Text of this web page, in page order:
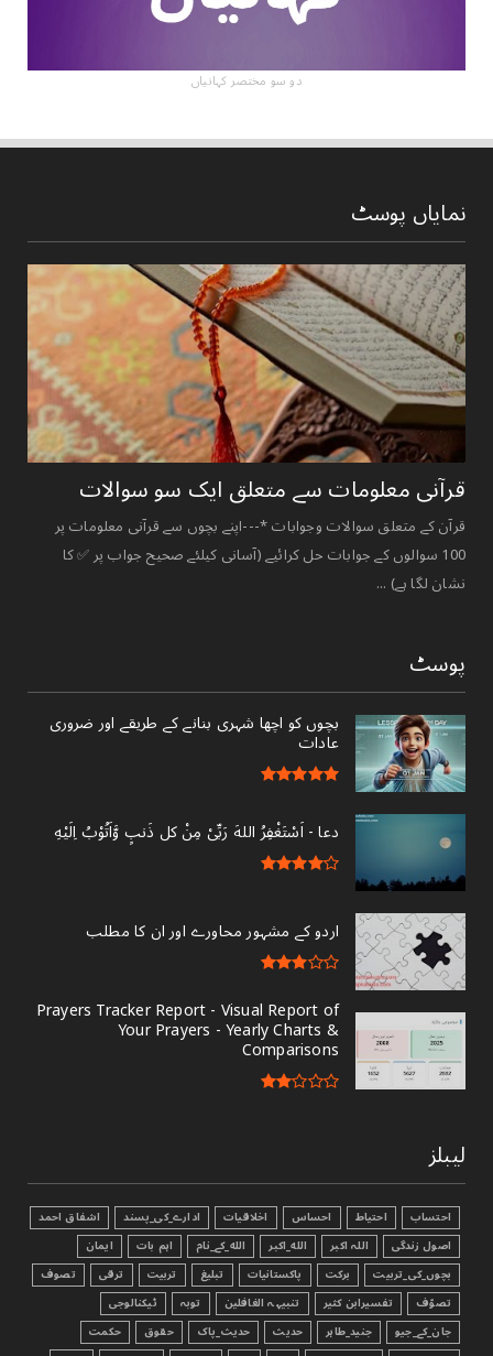
دو سو مختصر کہانیاں
نمایاں پوسٹ
قرآنی ‏معلومات ‏سے ‏متعلق ‏ایک ‏سو ‏سوالات ‏
قرآن کے متعلق سوالات وجوابات *---اپنے بچوں سے قرآنی معلومات پر
100 سوالوں کے جوابات حل کرائیے (آسانی کیلئے صحیح جواب پر ✅ کا
نشان لگا ہے) ...
پوسٹ
بچوں کو اچھا شہری بنانے کے طریقے اور ضروری
عادات
دعا - ‎اَسْتَغْفِرُ اللهَ رَبِّىْ مِنْ کل ذَنبٍ وَّاَتُوْبُ اِلَيْهِ
اردو کے مشہور محاورے اور ان کا مطلب
Prayers Tracker Report - Visual Report of
Your Prayers - Yearly Charts &
Comparisons
لیبلز
احتساب احتیاط احساس اخلاقیات ادارے_کی_پسند
اشفاق احمد
اصول زندگی
اللہ اکبر الله_اکبر الله_کے_نام اہم بات
ایمان
بچوں_کی_تربیت
برکت پاکستانیات تبليغ تربیت ترقی
تصوف
تصوّف
تفسیرابن کثیر تنبیہہ الغافلین توبہ
ٹیکنالوجی
جان_کے_جیو
جنید_طاہر حدیث حدیث_پاک حقوق
حکمت